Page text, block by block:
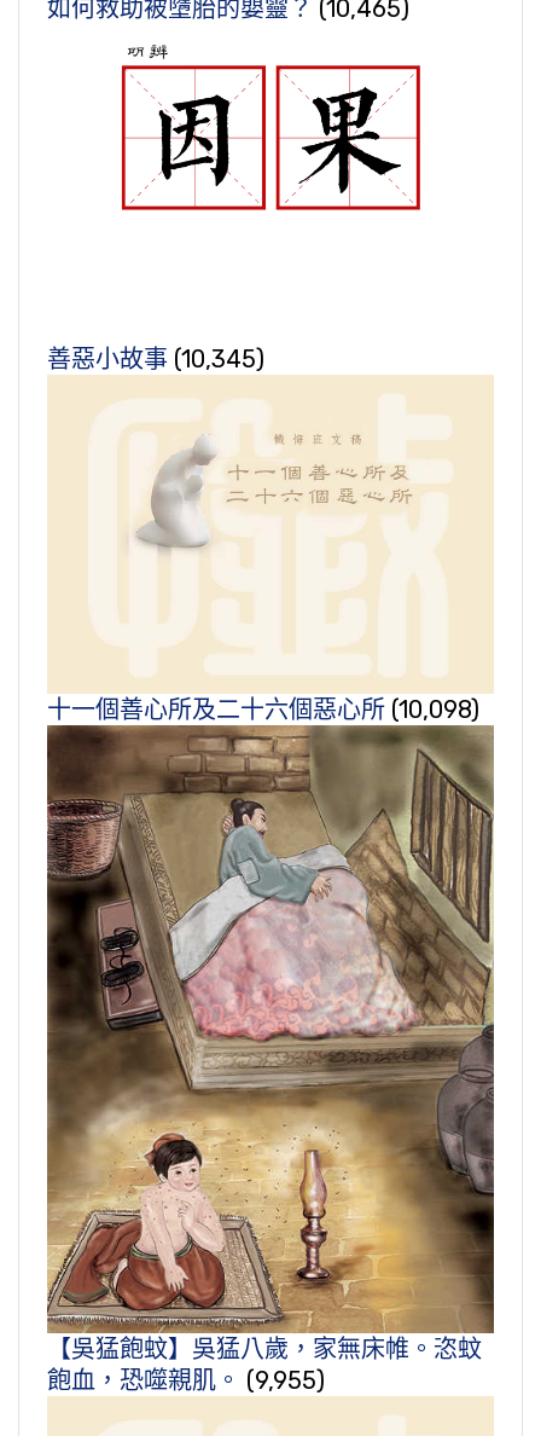
如何救助被墮胎的嬰靈？ (10,465)
善惡小故事 (10,345)
十一個善心所及二十六個惡心所 (10,098)
【吳猛飽蚊】吳猛八歲，家無床帷。恣蚊
飽血，恐噬親肌。 (9,955)